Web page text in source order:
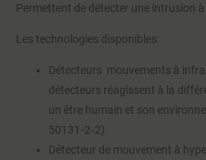
Permettent de détecter une intrusion à
Les technologies disponibles:
Détecteurs mouvements à
détecteurs réagissent à la
un être humain et son
50131 -2‑2)
Détecteur de mouvement à